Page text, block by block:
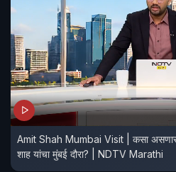
Amit Shah Mumbai Visit | कसा असणार
शाह यांचा मुंबई दौरा? | NDTV Marathi